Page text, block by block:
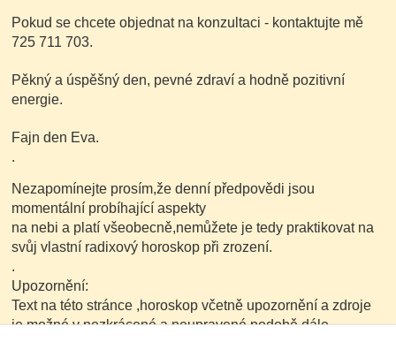
Pokud se chcete objednat na konzultaci - kontaktujte mě
725 711 703.
Pěkný a úspěšný den, pevné zdraví a hodně pozitivní
energie.
Fajn den Eva.
.
Nezapomínejte prosím,že denní předpovědi jsou
momentální probíhající aspekty
na nebi a platí všeobecně,nemůžete je tedy praktikovat na
svůj vlastní radixový horoskop při zrození.
.
Upozornění:
Text na této stránce ,horoskop včetně upozornění a zdroje
je možné v nezkrácené a neupravené podobě dále